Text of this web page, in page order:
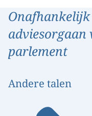
adviesorgaan
parlement
Andere talen